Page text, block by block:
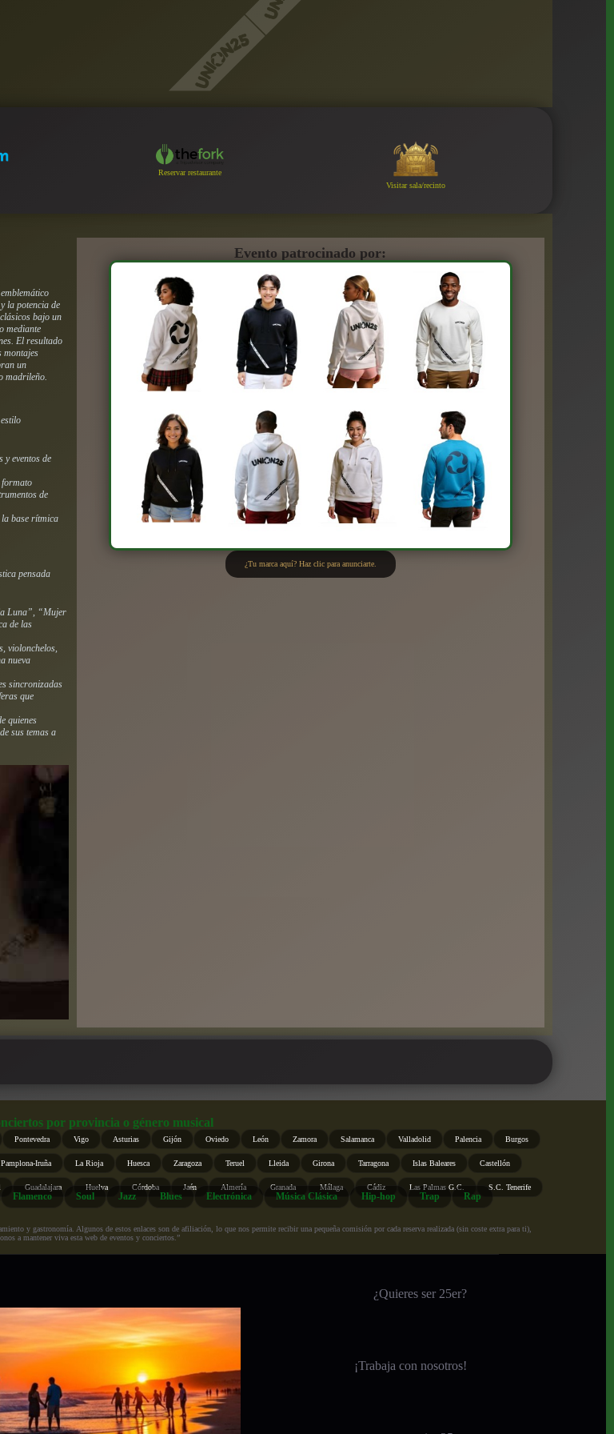
Reservar restaurante
Visitar sala/recinto
la potencia de
bajo un
mediante
El resultado
montajes
un
madrileño.
y eventos de
formato
de
base rítmica
pensada
Luna”, “Mujer
de las
violonchelos,
nueva
sincronizadas
que
quienes
sus temas a
Evento patrocinado por:
¿Tu marca aquí? Haz clic para anunciarte.
por provincia o género musical
Pontevedra Vigo Asturias Gijón Oviedo León Zamora Salamanca Valladolid Palencia Burgos
Pamplona-Iruña La Rioja Huesca Zaragoza Teruel Lleida Girona Tarragona Islas Baleares Castellón
Guadalajara Huelva Córdoba Jaén Almería Granada Málaga Cádiz Las Palmas G.C. S.C. Tenerife
Flamenco Soul Jazz Blues Electrónica Música Clásica Hip-hop Trap Rap
y gastronomía. Algunos de estos enlaces son de afiliación, lo que nos permite recibir una pequeña comisión por cada reserva realizada (sin coste extra para ti),
a mantener viva esta web de eventos y conciertos.”
¿Quieres ser 25er?
¡Trabaja con nosotros!